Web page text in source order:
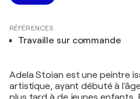
RÉFÉRENCES
Travaille sur commande
Adela Stoian est une peintre
artistique, ayant débuté à